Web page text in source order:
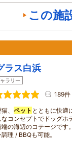
この施
ラス白浜
ラリー
189件
、 ペット とともに快適
なコンセプトでドッグホ
端の海辺のコテージです
理 / BBQも可能。